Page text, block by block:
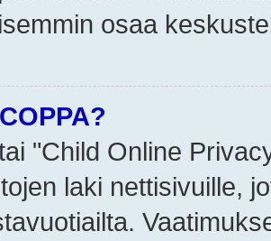
osaa
"Child Online
laki nettisivuille,